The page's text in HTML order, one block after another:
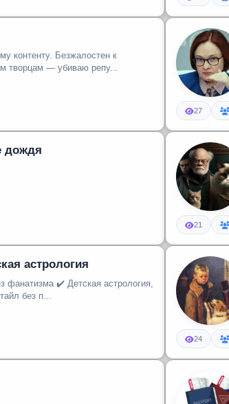
контенту. Безжалостен к
творцам — убиваю репу...
27
дождя
21
астрология
без п...
24